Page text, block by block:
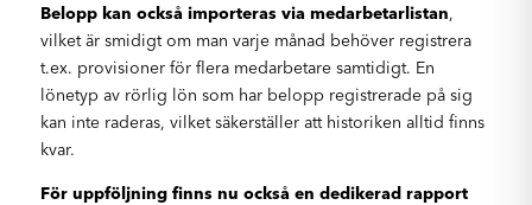
Belopp kan också importeras via medarbetarlistan,
vilket är smidigt om man varje månad behöver registrera
t.ex. provisioner för flera medarbetare samtidigt. En
lönetyp av rörlig lön som har belopp registrerade på sig
kan inte raderas, vilket säkerställer att historiken alltid finns
kvar.
För uppföljning finns nu också en dedikerad rapport